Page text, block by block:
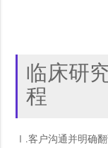
临床研
程
Ⅰ.客户沟通并明确翻